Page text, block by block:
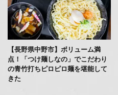
【長野県中野市】ボリューム満
点！「つけ麺しなの」でこだわり
の青竹打ちピロピロ麺を堪能して
きた